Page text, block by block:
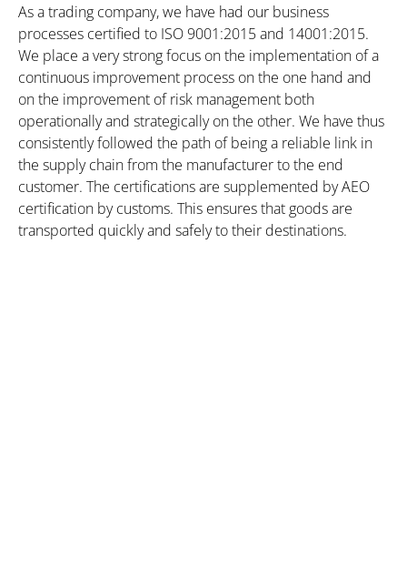
As a trading company, we have had our business
processes certified to ISO 9001:2015 and 14001:2015.
We place a very strong focus on the implementation of a
continuous improvement process on the one hand and
on the improvement of risk management both
operationally and strategically on the other. We have thus
consistently followed the path of being a reliable link in
the supply chain from the manufacturer to the end
customer. The certifications are supplemented by AEO
certification by customs. This ensures that goods are
transported quickly and safely to their destinations.